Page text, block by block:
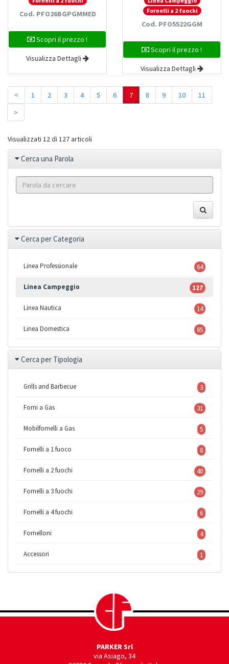
Cod. PFO26BGPGMMED
Scopri il prezzo !
Visualizza Dettagli
Fornelli a 2 fuochi
Cod. PFO5522GGM
Scopri il prezzo !
Visualizza Dettagli
< 1 2 3 4 5 6 7 8 9 10
11
>
Visualizzati 12 di 127 articoli
Cerca una Parola
Cerca per Categoria
Linea Professionale 64
Linea Campeggio 127
Linea Nautica 14
Linea Domestica 85
Cerca per Tipologia
Grills and Barbecue 3
Forni a Gas 31
Mobilfornelli a Gas 5
Fornelli a 1 fuoco 8
Fornelli a 2 fuochi 40
Fornelli a 3 fuochi 29
Fornelli a 4 fuochi 6
Fornelloni 4
Accessori 1
PARKER Srl
via Asiago, 34